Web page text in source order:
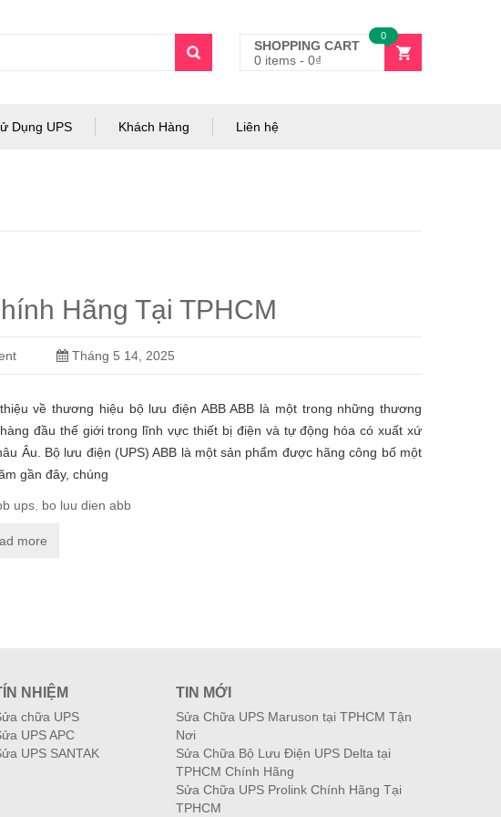
SHOPPING CART
0 items - 0₫
0
Dụng UPS Khách Hàng Liên hệ
Hãng Tại TPHCM
Tháng 5 14, 2025
về thương hiệu bộ lưu điện ABB ABB là một trong những thương
đầu thế giới trong lĩnh vực thiết bị điện và tự động hóa có xuất xứ
Âu. Bộ lưu điện (UPS) ABB là một sản phẩm được hãng công bố một
gần đây, chúng
ups bo luu dien abb
more
NHIỆM
chữa UPS
UPS APC
UPS SANTAK
TIN MỚI
Sửa Chữa UPS Maruson tại TPHCM Tận
Nơi
Sửa Chữa Bộ Lưu Điện UPS Delta tại
TPHCM Chính Hãng
Sửa Chữa UPS Prolink Chính Hãng Tại
TPHCM